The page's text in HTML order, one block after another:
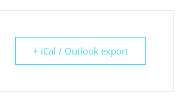
+ iCal / Outlook export